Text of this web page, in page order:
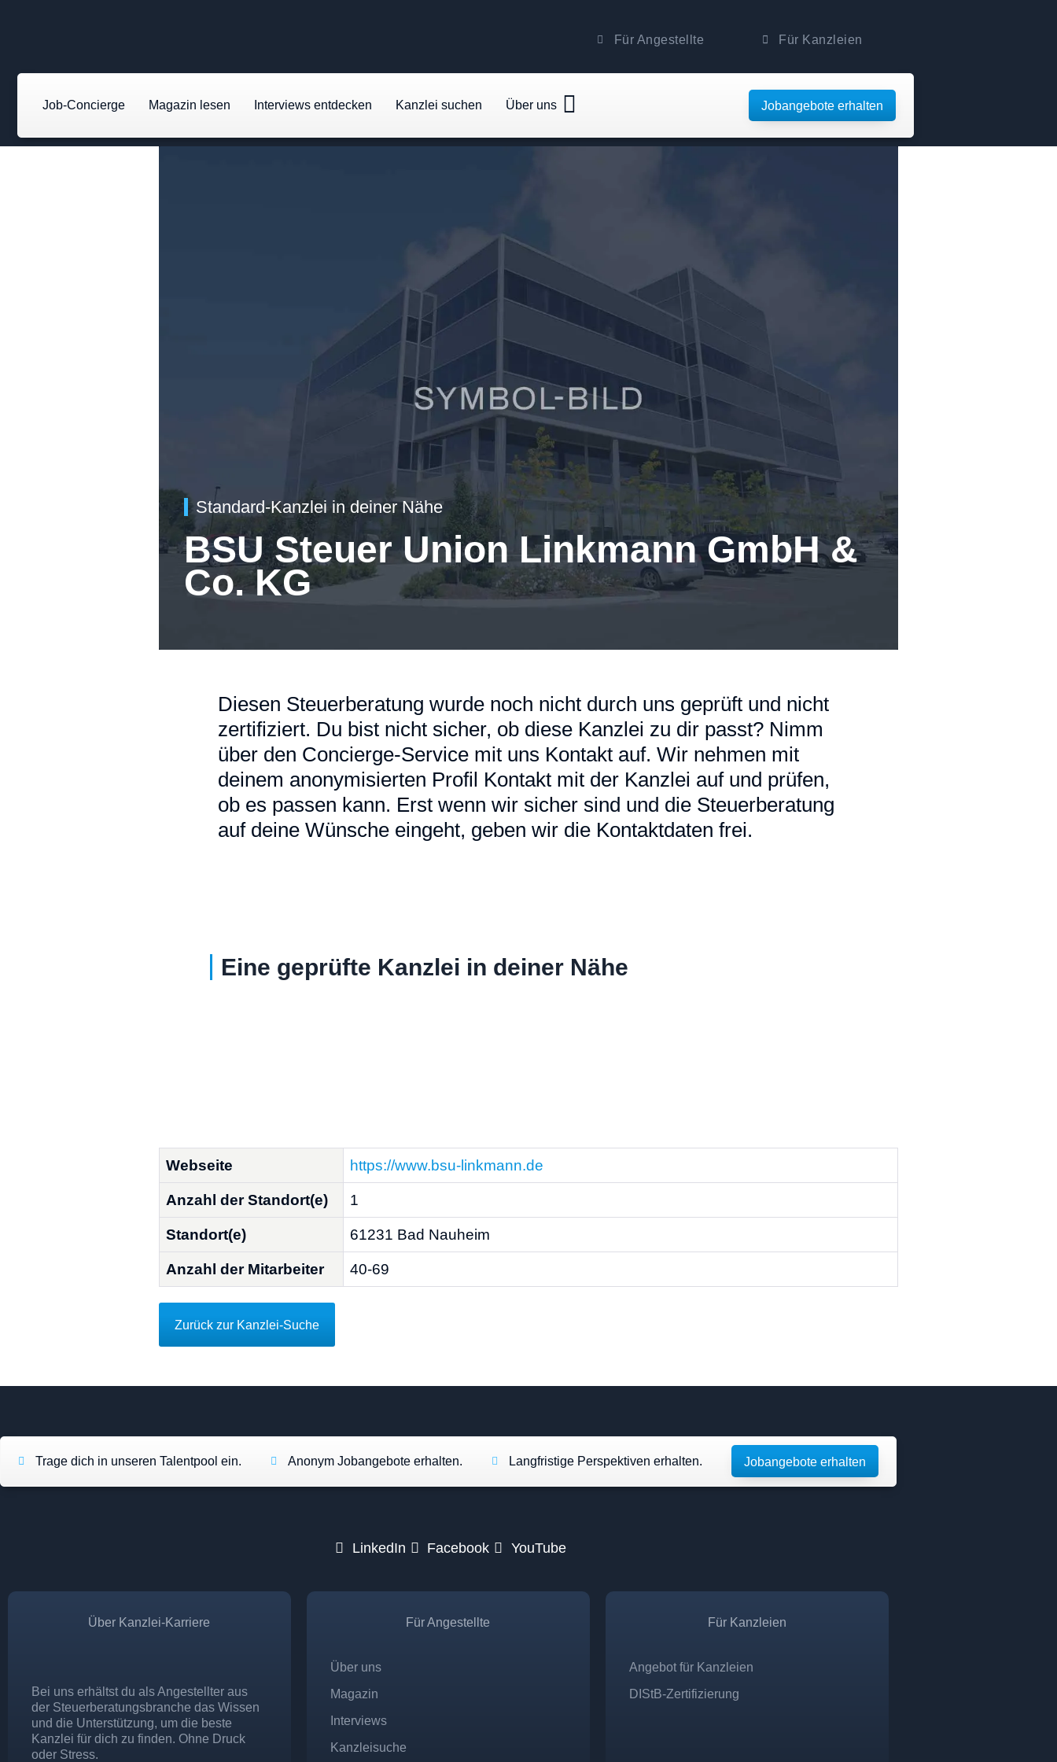
Für Angestellte Für Kanzleien
Job-Concierge Magazin lesen Interviews entdecken Kanzlei suchen Über uns Jobangebote erhalten
Standard-Kanzlei in deiner Nähe
BSU Steuer Union Linkmann GmbH &
Co. KG
Diesen Steuerberatung wurde noch nicht durch uns geprüft und nicht
zertifiziert. Du bist nicht sicher, ob diese Kanzlei zu dir passt? Nimm
über den Concierge-Service mit uns Kontakt auf. Wir nehmen mit
deinem anonymisierten Profil Kontakt mit der Kanzlei auf und prüfen,
ob es passen kann. Erst wenn wir sicher sind und die Steuerberatung
auf deine Wünsche eingeht, geben wir die Kontaktdaten frei.
Eine geprüfte Kanzlei in deiner Nähe
Webseite
https://www.bsu-linkmann.de
Anzahl der Standort(e)
1
Standort(e)
61231 Bad Nauheim
Anzahl der Mitarbeiter
40-69
Zurück zur Kanzlei-Suche
Trage dich in unseren Talentpool ein. Anonym Jobangebote erhalten. Langfristige Perspektiven erhalten. Jobangebote erhalten
LinkedIn Facebook YouTube
Über Kanzlei-Karriere
Bei uns erhältst du als Angestellter aus
der Steuerberatungsbranche das Wissen
und die Unterstützung, um die beste
Kanzlei für dich zu finden. Ohne Druck
oder Stress.
Für Angestellte
Über uns
Magazin
Interviews
Kanzleisuche
Für Kanzleien
Angebot für Kanzleien
DIStB-Zertifizierung